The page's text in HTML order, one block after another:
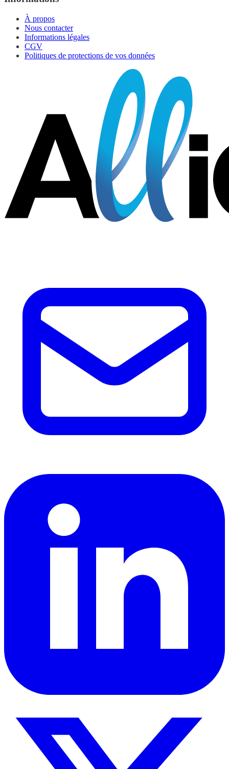
À propos
Nous contacter
Informations légales
CGV
Politiques de protections de vos données